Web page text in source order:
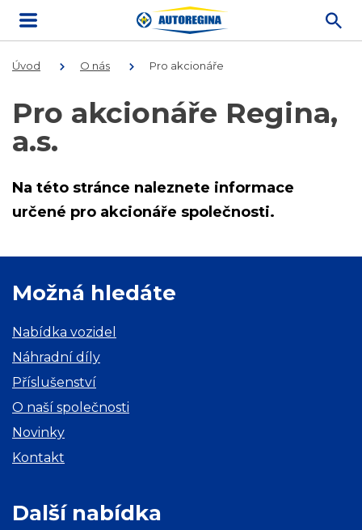
Úvod O nás Pro akcionáře
Pro akcionáře Regina,
a.s.
Na této stránce naleznete informace
určené pro akcionáře společnosti.
Možná hledáte
Nabídka vozidel
Náhradní díly
Příslušenství
O naší společnosti
Novinky
Kontakt
Další nabídka